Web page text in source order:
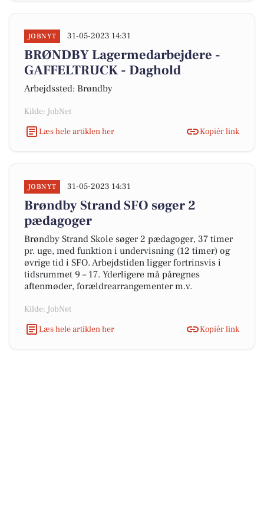
JOBNYT 31-05-2023 14:31
BRØNDBY Lagermedarbejdere -
GAFFELTRUCK - Daghold
Arbejdssted: Brøndby
Kilde: JobNet
Læs hele artiklen her
Kopiér link
JOBNYT 31-05-2023 14:31
Brøndby Strand SFO søger 2
pædagoger
Brøndby Strand Skole søger 2 pædagoger, 37 timer
pr. uge, med funktion i undervisning (12 timer) og
øvrige tid i SFO. Arbejdstiden ligger fortrinsvis i
tidsrummet 9 – 17. Yderligere må påregnes
aftenmøder, forældrearrangementer m.v.
Kilde: JobNet
Læs hele artiklen her
Kopiér link